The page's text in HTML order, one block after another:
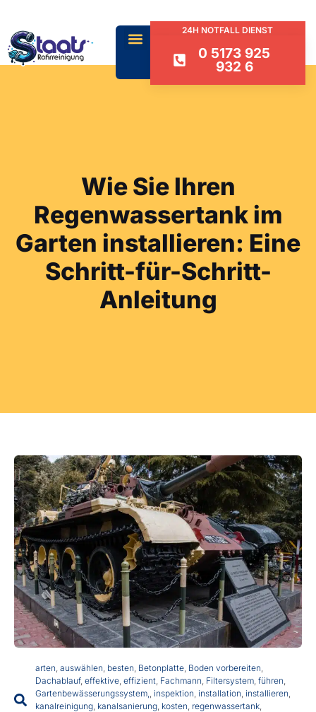
24H NOTFALL DIENST
0 5173 925
932 6
Wie Sie Ihren
Regenwassertank im
Garten installieren: Eine
Schritt-für-Schritt-
Anleitung
arten auswählen besten Betonplatte Boden vorbereiten
Dachablauf, effektive effizient Fachmann Filtersystem führen
Gartenbewässerungssystem,
inspektion installation installieren
kanalreinigung kanalsanierung kosten regenwassertank